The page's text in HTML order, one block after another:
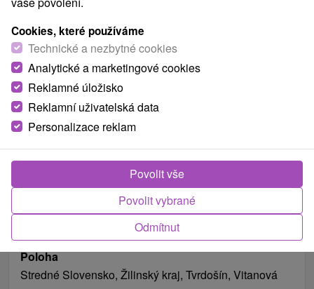
Poloha
Stredné Slovensko, Žilinský kraj, Tvrdošín, Vitanová
Cookies, které používáme
Technické a nezbytné cookies
Analytické a marketingové cookies
Reklamné úložisko
Reklamní uživatelská data
Personalizace reklam
Odmítnut
Povolit vybrané
Povolit vše